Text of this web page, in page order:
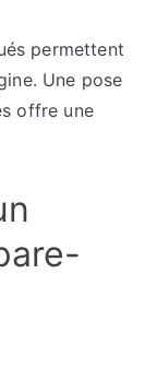
permettent
Une pose
offre une